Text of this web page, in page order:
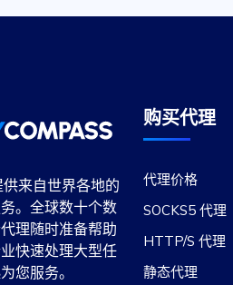
来自世界各地的
。全球数十个数
理随时准备帮助
快速处理大型任
您服务。
购买代理
代理价格
SOCKS5 代理
HTTP/S 代理
静态代理